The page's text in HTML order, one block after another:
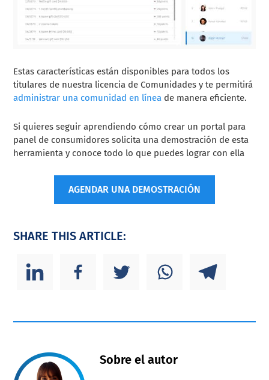
Estas características están disponibles para todos los
titulares de nuestra licencia de Comunidades y te permitirá
administrar una comunidad en línea de manera eficiente.
Si quieres seguir aprendiendo cómo crear un portal para
panel de consumidores solicita una demostración de esta
herramienta y conoce todo lo que puedes lograr con ella
AGENDAR UNA DEMOSTRACIÓN
SHARE THIS ARTICLE:
Sobre el autor